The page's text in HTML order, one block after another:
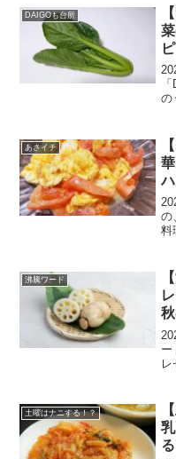
て
DAIGOも台所
の
の
あさイチ
の
料
沸騰ワード
ー
レ
も
土曜はナニする！？